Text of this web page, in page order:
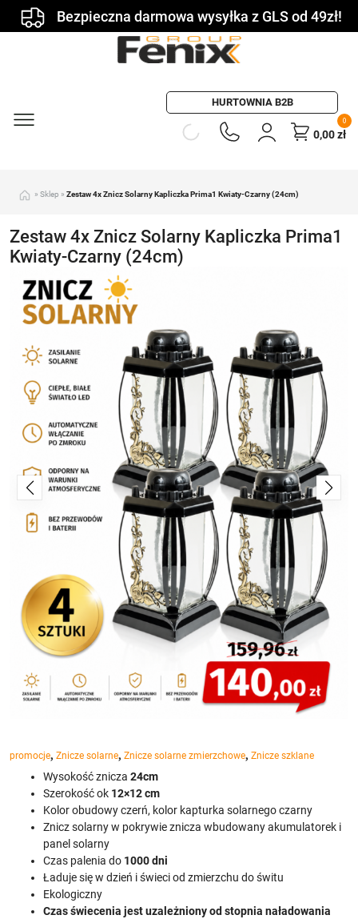
Bezpieczna darmowa wysyłka z GLS od 49zł!
HURTOWNIA B2B
0
0,00zł
» Sklep » Zestaw 4x Znicz Solarny Kapliczka Prima1 Kwiaty-Czarny (24cm)
Zestaw 4x Znicz Solarny Kapliczka Prima1
Kwiaty-Czarny (24cm)
promocje, Znicze solarne, Znicze solarne zmierzchowe, Znicze szklane
Wysokość znicza 24cm
Szerokość ok 12×12 cm
Kolor obudowy czerń, kolor kapturka solarnego czarny
Znicz solarny w pokrywie znicza wbudowany akumulatorek i
panel solarny
Czas palenia do 1000 dni
Ładuje się w dzień i świeci od zmierzchu do świtu
Ekologiczny
Czas świecenia jest uzależniony od stopnia naładowania